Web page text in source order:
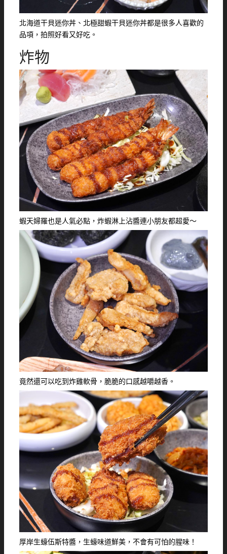
北海道干貝迷你丼、北極甜蝦干貝迷你丼都是很多人喜歡的
品項，拍照好看又好吃。
炸物
蝦天婦羅也是人氣必點，炸蝦淋上沾醬連小朋友都超愛～
竟然還可以吃到炸雞軟骨，脆脆的口感越嚼越香。
厚岸生蠔伍斯特醬，生蠔味道鮮美，不會有可怕的腥味！